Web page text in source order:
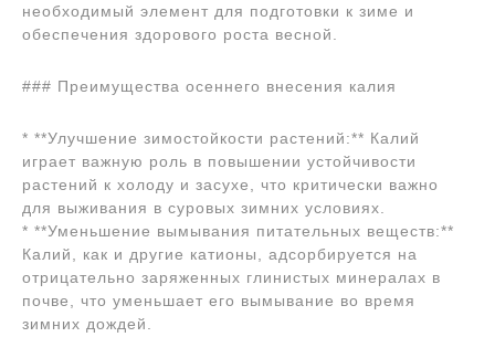
необходимый элемент для подготовки к зиме и
обеспечения здорового роста весной.
### Преимущества осеннего внесения калия
* **Улучшение зимостойкости растений:** Калий
играет важную роль в повышении устойчивости
растений к холоду и засухе, что критически важно
для выживания в суровых зимних условиях.
* **Уменьшение вымывания питательных веществ:**
Калий, как и другие катионы, адсорбируется на
отрицательно заряженных глинистых минералах в
почве, что уменьшает его вымывание во время
зимних дождей.